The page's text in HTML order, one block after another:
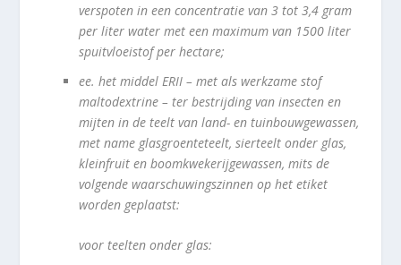
verspoten in een concentratie van 3 tot 3,4 gram
per liter water met een maximum van 1500 liter
spuitvloeistof per hectare;
ee.het middel ERII – met als werkzame stof
maltodextrine – ter bestrijding van insecten en
mijten in de teelt van land- en tuinbouwgewassen,
met name glasgroenteteelt, sierteelt onder glas,
kleinfruit en boomkwekerijgewassen, mits de
volgende waarschuwingszinnen op het etiket
worden geplaatst:
voor teelten onder glas: